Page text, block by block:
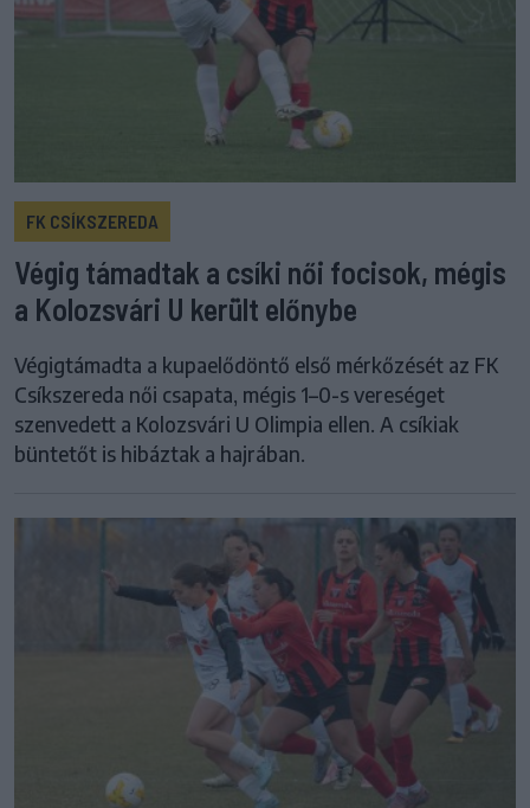
FK CSÍKSZEREDA
Végig támadtak a csíki női focisok, mégis
a Kolozsvári U került előnybe
Végigtámadta a kupaelődöntő első mérkőzését az FK
Csíkszereda női csapata, mégis 1–0-s vereséget
szenvedett a Kolozsvári U Olimpia ellen. A csíkiak
büntetőt is hibáztak a hajrában.